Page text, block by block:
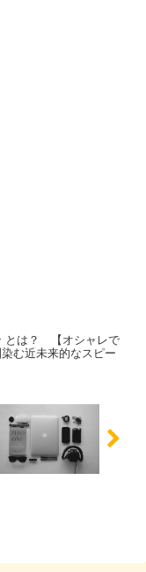
とは？ 【オシャレで
む近未来的なスピー